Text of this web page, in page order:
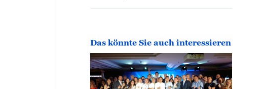
Das könnte Sie auch interessieren